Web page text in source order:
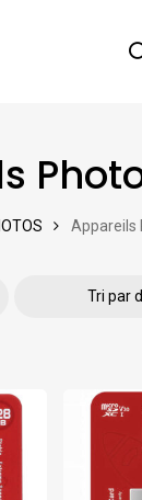
Appareils
Tri par